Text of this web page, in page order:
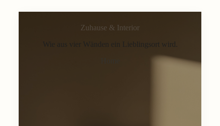
Zuhause & Interior
Wie aus vier Wänden ein Lieblingsort wird.